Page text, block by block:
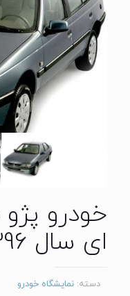
ای سال 1396
دسته: نمایشگاه خودرو